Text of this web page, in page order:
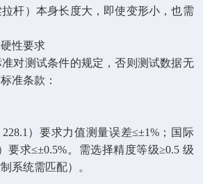
杆）本身长度大，即使变形小，也需
性要求
对测试条件的规定，否则测试数据无
准条款：
）要求力值测量误差≤±1%；国际
要求≤±0.5%。需选择精度等级≥0.5 级
系统需匹配）。